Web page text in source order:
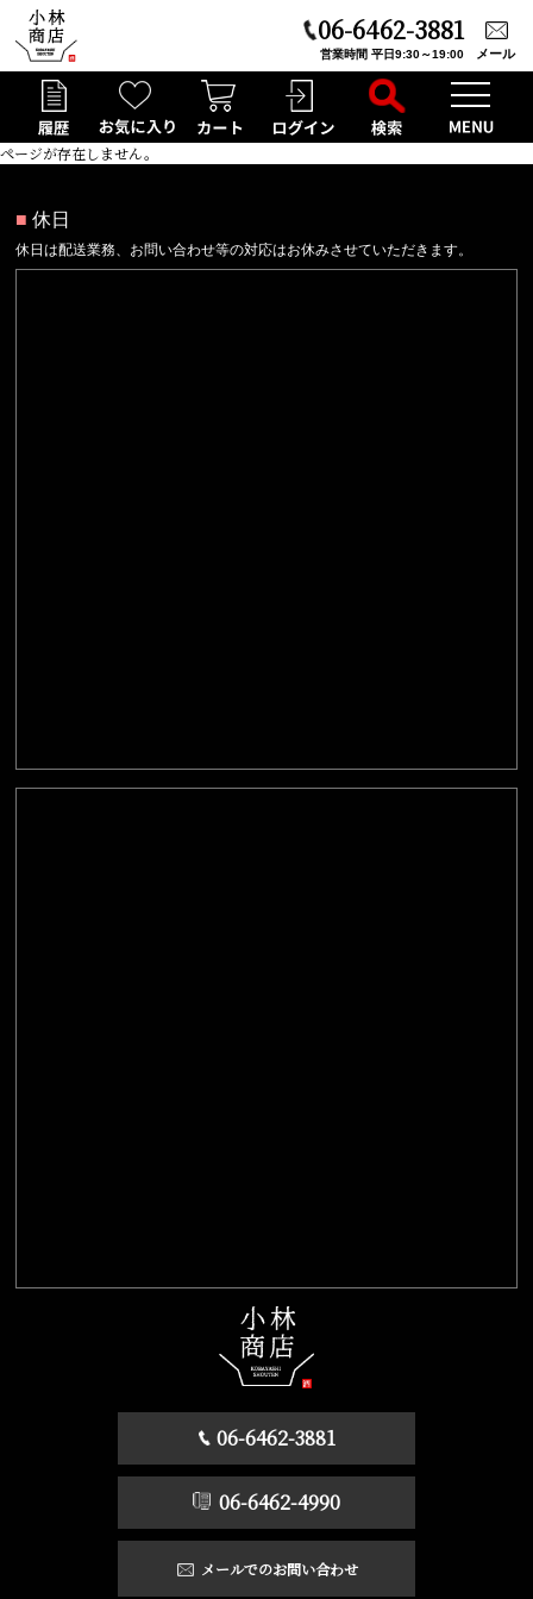
メール
06-6462-3881
営業時間 平日9:30～19:00
ページが存在しません。
■ 休日
休日は配送業務、お問い合わせ等の対応はお休みさせていただきます。
06-6462-3881
06-6462-4990
メールでのお問い合わせ